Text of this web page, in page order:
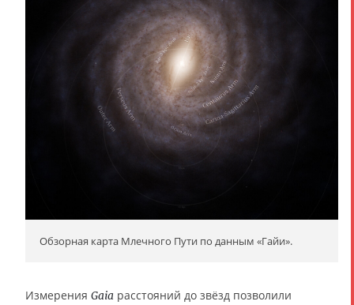
Обзорная карта Млечного Пути по данным «Гайи».
Измерения Gaia расстояний до звёзд позволили